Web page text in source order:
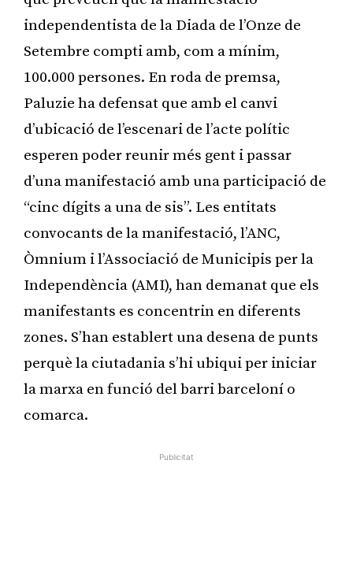
independentista de la Diada de l’Onze de
Setembre compti amb, com a mínim,
100.000 persones. En roda de premsa,
Paluzie ha defensat que amb el canvi
d’ubicació de l’escenari de l’acte polític
esperen poder reunir més gent i passar
d’una manifestació amb una participació de
“cinc dígits a una de sis”. Les entitats
convocants de la manifestació, l’ANC,
Òmnium i l’Associació de Municipis per la
Independència (AMI), han demanat que els
manifestants es concentrin en diferents
zones. S’han establert una desena de punts
perquè la ciutadania s’hi ubiqui per iniciar
la marxa en funció del barri barceloní o
comarca.
Publicitat